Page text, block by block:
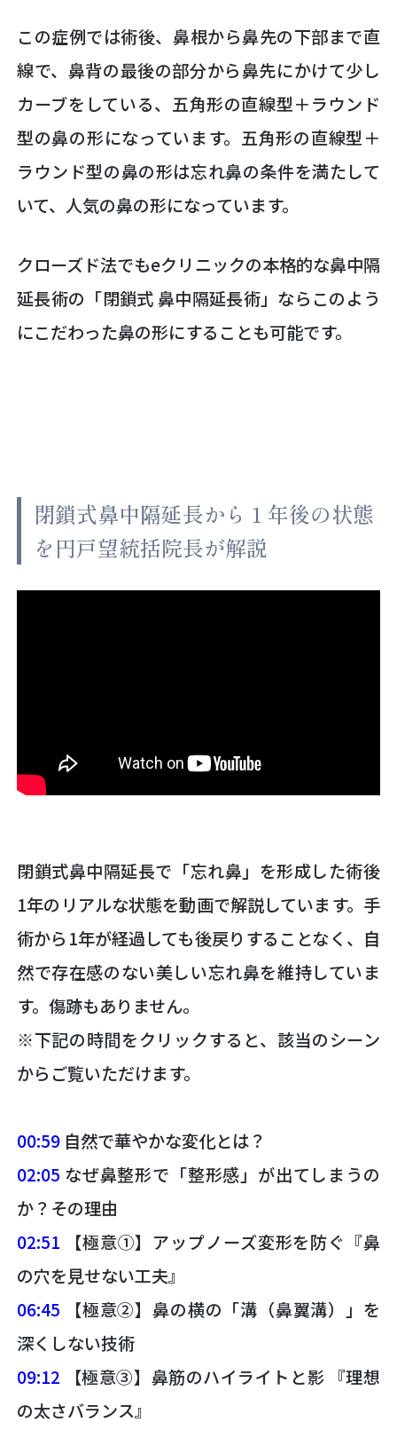
この症例では術後、鼻根から鼻先の下部まで直
線で、鼻背の最後の部分から鼻先にかけて少し
カーブをしている、五角形の直線型＋ラウンド
型の鼻の形になっています。五角形の直線型＋
ラウンド型の鼻の形は忘れ鼻の条件を満たして
いて、人気の鼻の形になっています。
クローズド法でもeクリニックの本格的な鼻中隔
延長術の「閉鎖式 鼻中隔延長術」ならこのよう
にこだわった鼻の形にすることも可能です。
閉鎖式鼻中隔延長から１年後の状態
を円戸望統括院長が解説
閉鎖式鼻中隔延長で「忘れ鼻」を形成した術後
1年のリアルな状態を動画で解説しています。手
術から1年が経過しても後戻りすることなく、自
然で存在感のない美しい忘れ鼻を維持していま
す。傷跡もありません。
※下記の時間をクリックすると、該当のシーン
からご覧いただけます。
00:59 自然で華やかな変化とは？
02:05 なぜ鼻整形で「整形感」が出てしまうの
か？その理由
02:51 【極意①】アップノーズ変形を防ぐ『鼻
の穴を見せない工夫』
06:45 【極意②】鼻の横の「溝（鼻翼溝）」を
深くしない技術
09:12 【極意③】鼻筋のハイライトと影 『理想
の太さバランス』